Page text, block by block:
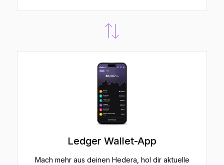
Ledger Wallet-App
Mach mehr aus deinen Hedera, hol dir aktuelle